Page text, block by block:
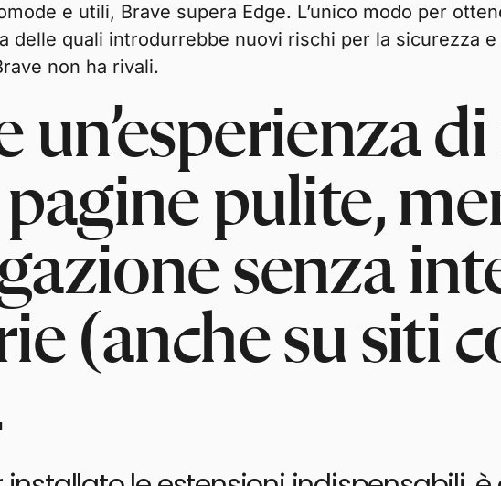
e utili, Brave supera Edge. L’unico modo per
delle quali introdurrebbe nuovi rischi per la sicurezza
non ha rivali.
un’esperienza
pulite,
senza
(anche su siti